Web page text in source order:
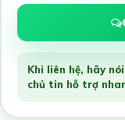
Khi liên hệ, hãy
chủ tin hỗ trợ